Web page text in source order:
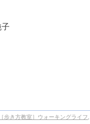
［歩き方教室］ウォーキングライフ